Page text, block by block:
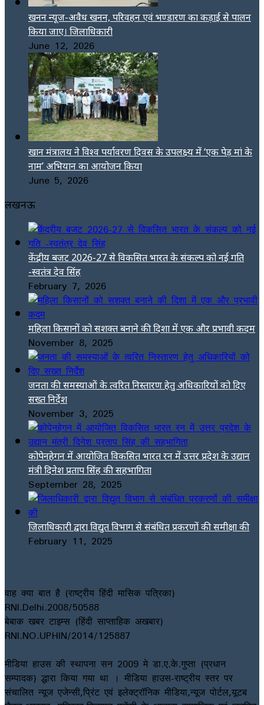
खनन न्यूज-अवैध खनन, परिवहन एवं भण्डारण का कड़ाई से पालन
किया जाए। जिलाधिकारी
June 12, 2026
खान मंत्रालय ने विश्व पर्यावरण दिवस के उपलक्ष्य में ‘एक पेड़ मां के
नाम’ अभियान का आयोजन किया
June 5, 2026
लखनऊ
केंद्रीय बजट 2026-27 से विकसित भारत के संकल्प को नई गति
-स्वतंत्र देव सिंह
February 7, 2026
महिला किसानों को सशक्त बनाने की दिशा में एक और प्रभावी कदम
November 8, 2025
जनता की समस्याओं के त्वरित निस्तारण हेतु अधिकारियों को दिए
सख्त निर्देश
November 3, 2025
कोपेनहेगन में आयोजित विकसित भारत रन में उत्तर प्रदेश के उद्यान
मंत्री दिनेश प्रताप सिंह की सहभागिता
September 28, 2025
जिलाधिकारी द्वारा विद्युत विभाग से संबंधित प्रकरणों की समीक्षा की
February 11, 2025
वाह क्या बात है (राष्ट्रीय हिंदी मासिक पत्रिका)
RNI.Delhi.2008/50588
बेबाक खबर टाइम्स (हिंदी साप्ताहिक अखबार)
RNI.NO.UPHIN/2014/125887
मीडिया हाउस की स्थापना सन 2009 मे डा.ए.के.गुप्ता (प्रधान
सम्पादक) द्धारा किया गया था । मीडिया हाउस-राष्ट्रीय स्तर पर
संचालित न्यूज एजेन्सी,प्रिंट एवं इलेक्ट्रॉनिक मीडिया,न्यूज पोर्टल,यूटब